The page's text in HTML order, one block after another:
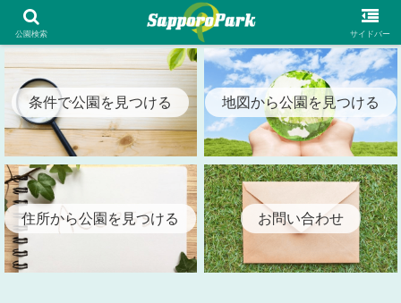
札幌市内の全公園情報を検索出来る札幌パーク（SapporoPark）
条件で公園を見つける 地図から公園を見つける
住所から公園を見つける お問い合わせ
公園検索 サイドバー